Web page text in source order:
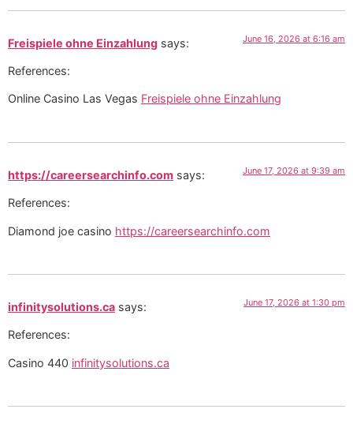
Freispiele ohne Einzahlung says: June 16, 2026 at 6:16 am
References:
Online Casino Las Vegas Freispiele ohne Einzahlung
https://careersearchinfo.com says: June 17, 2026 at 9:39 am
References:
Diamond joe casino https://careersearchinfo.com
infinitysolutions.ca says: June 17, 2026 at 1:30 pm
References:
Casino 440 infinitysolutions.ca